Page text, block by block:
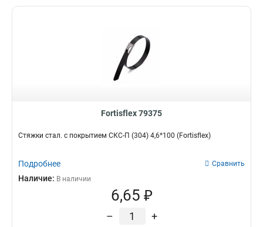
Fortisflex 79375
Стяжки стал. с покрытием СКС-П (304) 4,6*100 (Fortisflex)
Подробнее Сравнить
Наличие: В наличии
6,65 ₽
– +